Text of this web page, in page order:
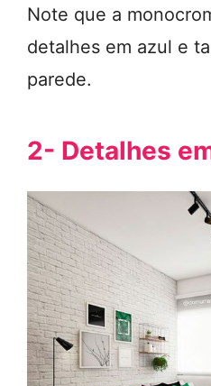
Note que a
detalhes em azul e
parede.
2- Detalhes